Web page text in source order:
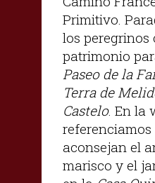
Primitivo.
los peregrinos
patrimonio
Paseo de la
Terra de
Castelo. En la
referenciamos
aconsejan el
marisco y el